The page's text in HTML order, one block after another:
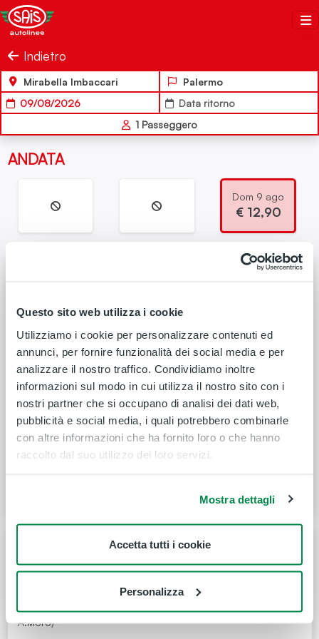
Questo sito web utilizza i cookie
Utilizziamo i cookie per personalizzare contenuti ed
annunci, per fornire funzionalità dei social media e per
analizzare il nostro traffico. Condividiamo inoltre
informazioni sul modo in cui utilizza il nostro sito con i
nostri partner che si occupano di analisi dei dati web,
pubblicità e social media, i quali potrebbero combinarle
con altre informazioni che ha fornito loro o che hanno
raccolto dal suo utilizzo dei loro servizi.
Mostra dettagli
Accetta tutti i cookie
Personalizza
Salta al contenuto
Sais Autolinee
Indietro
Mirabella Imbaccari
Palermo
09/08/2026
Data ritorno
1 Passeggero
ANDATA
Dom 9 ago
€ 12,90
Mirabella Imbaccari
Via G.Lupis(incr.Piazza
A.Moro)
Via Oreto 464
Prezzo totale
€12,90
Posti disponibili
Info viaggio Durata
16:55 9 ago
Mirabella Imbaccari
Via G.Lupis(incr.Piazza
A.Moro)
Arrivo
19:25 9 ago
Palermo